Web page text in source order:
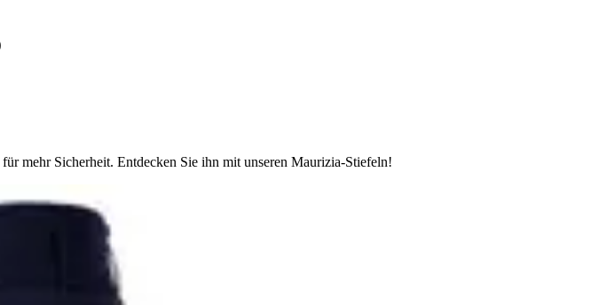
mehr Sicherheit. Entdecken Sie ihn mit unseren Maurizia-Stiefeln!